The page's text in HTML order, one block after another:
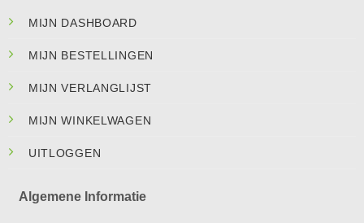
MIJN DASHBOARD
MIJN BESTELLINGEN
MIJN VERLANGLIJST
MIJN WINKELWAGEN
UITLOGGEN
Algemene Informatie